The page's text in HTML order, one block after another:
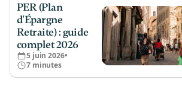
PER (Plan
d'Épargne
Retraite) : guide
complet 2026
5 juin 2026•
7 minutes